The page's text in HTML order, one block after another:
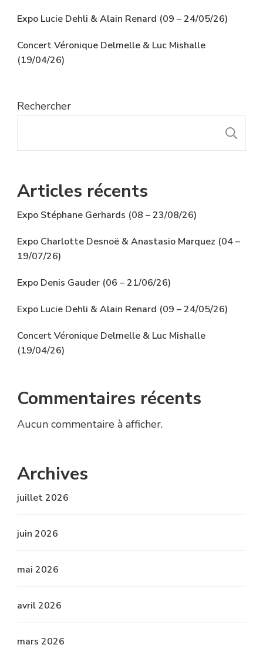
Expo Lucie Dehli & Alain Renard (09 – 24/05/26)
Concert Véronique Delmelle & Luc Mishalle
(19/04/26)
Rechercher
Articles récents
Expo Stéphane Gerhards (08 – 23/08/26)
Expo Charlotte Desnoë & Anastasio Marquez (04 –
19/07/26)
Expo Denis Gauder (06 – 21/06/26)
Expo Lucie Dehli & Alain Renard (09 – 24/05/26)
Concert Véronique Delmelle & Luc Mishalle
(19/04/26)
Commentaires récents
Aucun commentaire à afficher.
Archives
juillet 2026
juin 2026
mai 2026
avril 2026
mars 2026